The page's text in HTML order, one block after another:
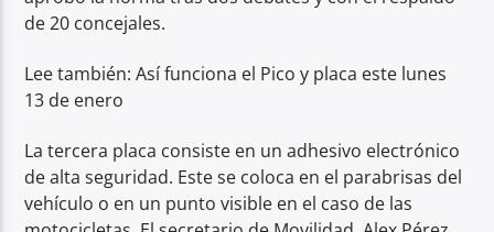
de 20 concejales.
Lee también: Así funciona el Pico y placa este lunes
13 de enero
La tercera placa consiste en un adhesivo electrónico
de alta seguridad. Este se coloca en el parabrisas del
vehículo o en un punto visible en el caso de las